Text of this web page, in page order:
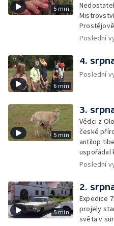
5 min
Prostějově
Poslední
6 min
4.
Poslední
5 min
3.
Vědci z
české
antilop
uspořádal
Poslední
5 min
2.
Expedice
projely
světa v